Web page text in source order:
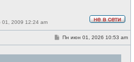
в
с
01, 2009 12:24 am
С
б
Пн июн 01, 2026 10:53 am